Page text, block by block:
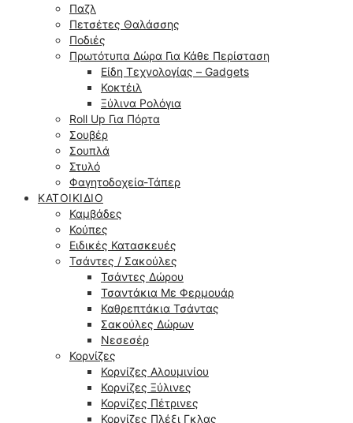
Παζλ
Πετσέτες Θαλάσσης
Ποδιές
Πρωτότυπα Δώρα Για Κάθε Περίσταση
Είδη Τεχνολογίας – Gadgets
Κοκτέιλ
Ξύλινα Ρολόγια
Roll Up Για Πόρτα
Σουβέρ
Σουπλά
Στυλό
Φαγητοδοχεία-Τάπερ
ΚΑΤΟΙΚΊΔΙΟ
Καμβάδες
Κούπες
Ειδικές Κατασκευές
Τσάντες / Σακούλες
Τσάντες Δώρου
Τσαντάκια Με Φερμουάρ
Καθρεπτάκια Τσάντας
Σακούλες Δώρων
Νεσεσέρ
Κορνίζες
Κορνίζες Αλουμινίου
Κορνίζες Ξύλινες
Κορνίζες Πέτρινες
Κορνίζες Πλέξι Γκλας